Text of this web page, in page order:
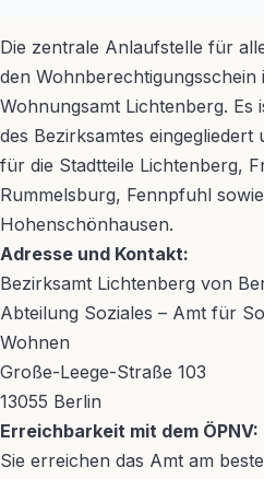
Die zentrale Anlaufstelle für
den Wohnberechtigungsschein
Wohnungsamt Lichtenberg. Es
des Bezirksamtes
für die Stadtteile Lichtenberg,
Rummelsburg, Fennpfuhl
Hohenschönhausen.
Adresse und Kontakt:
Bezirksamt Lichtenberg von
Abteilung Soziales – Amt für
Wohnen
Große-Leege-Straße 103
13055 Berlin
Erreichbarkeit mit dem ÖPNV:
Sie erreichen das Amt am